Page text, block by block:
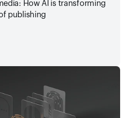
How AI is transforming
publishing